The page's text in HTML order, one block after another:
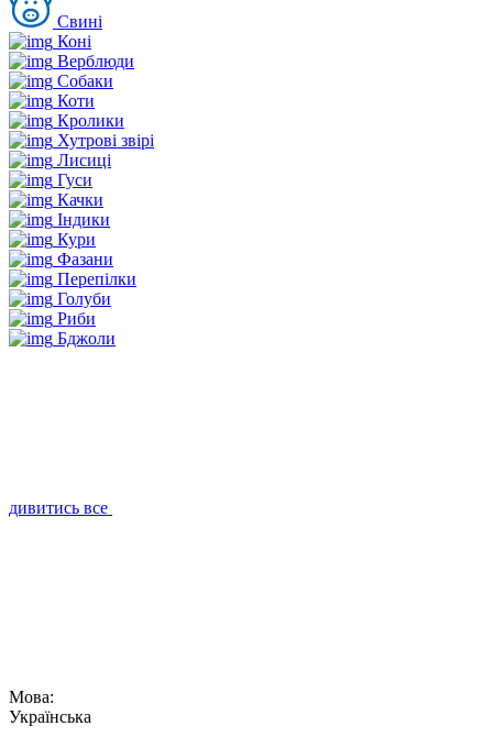
Свині
Коні
Верблюди
Собаки
Коти
Кролики
Хутрові звірі
Лисиці
Гуси
Качки
Індики
Кури
Фазани
Перепілки
Голуби
Риби
Бджоли
дивитись все
Мова:
Українська